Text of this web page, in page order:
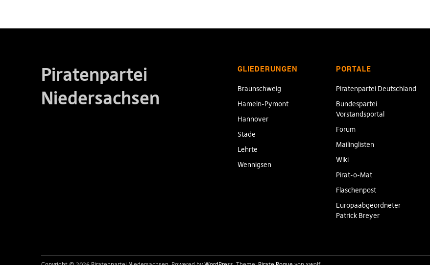
Piratenpartei
Niedersachsen
GLIEDERUNGEN
Braunschweig
Hameln-Pymont
Hannover
Stade
Lehrte
Wennigsen
PORTALE
Piratenpartei Deutschland
Bundespartei
Vorstandsportal
Forum
Mailinglisten
Wiki
Pirat-o-Mat
Flaschenpost
Europaabgeordneter
Patrick Breyer